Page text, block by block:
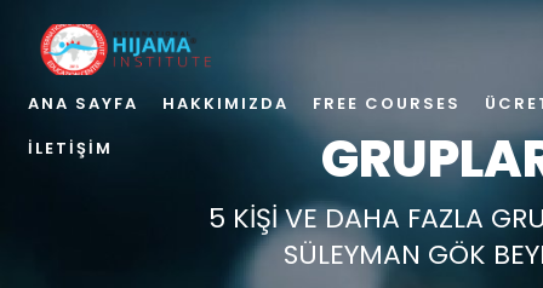
5 KİŞİ VE DAHA FAZLA
SÜLEYMAN GÖK
ANA SAYFA HAKKIMIZDA FREE COURSES
İLETIŞIM